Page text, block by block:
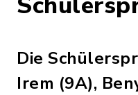
Die
Irem (9A),